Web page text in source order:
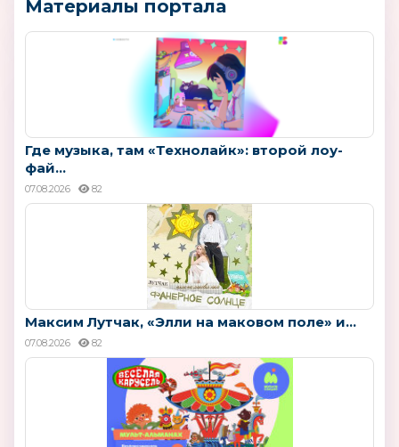
Материалы портала
Где музыка, там «Технолайк»: второй лоу-
фай...
07.08.2026 82
Максим Лутчак, «Элли на маковом поле» и...
07.08.2026 82